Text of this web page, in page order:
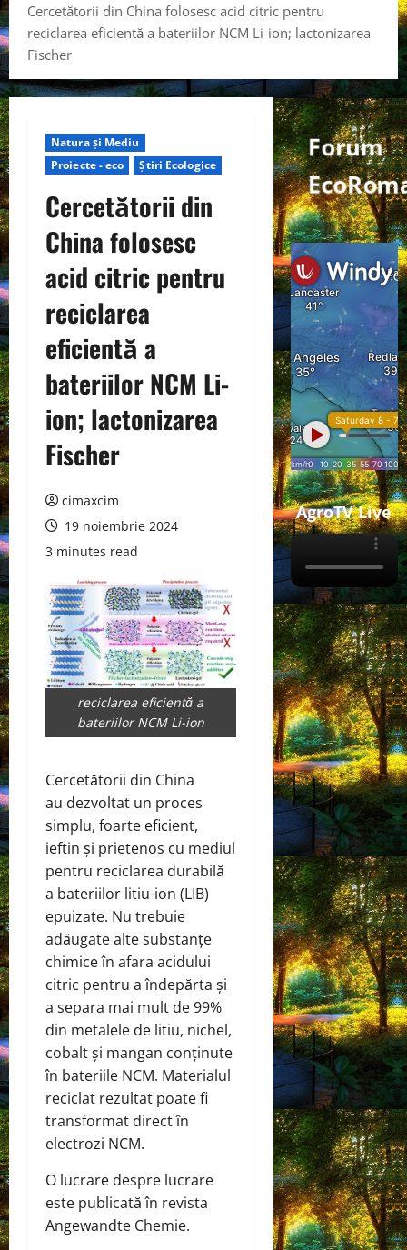
Cercetătorii din China folosesc acid citric pentru
reciclarea eficientă a bateriilor NCM Li-ion; lactonizarea
Fischer
Natura și Mediu
Proiecte - eco
Știri Ecologice
Cercetătorii din
China folosesc
acid citric pentru
reciclarea
eficientă a
bateriilor NCM Li-
ion; lactonizarea
Fischer
cimaxcim
19 noiembrie 2024
3 minutes read
reciclarea eficientă a
bateriilor NCM Li-ion
Cercetătorii din China
au dezvoltat un proces
simplu, foarte eficient,
ieftin și prietenos cu mediul
pentru reciclarea durabilă
a bateriilor litiu-ion (LIB)
epuizate. Nu trebuie
adăugate alte substanțe
chimice în afara acidului
citric pentru a îndepărta și
a separa mai mult de 99%
din metalele de litiu, nichel,
cobalt și mangan conținute
în bateriile NCM. Materialul
reciclat rezultat poate fi
transformat direct în
electrozi NCM.
O lucrare despre lucrare
este publicată în revista
Angewandte Chemie.
Forum
AgroTV Live